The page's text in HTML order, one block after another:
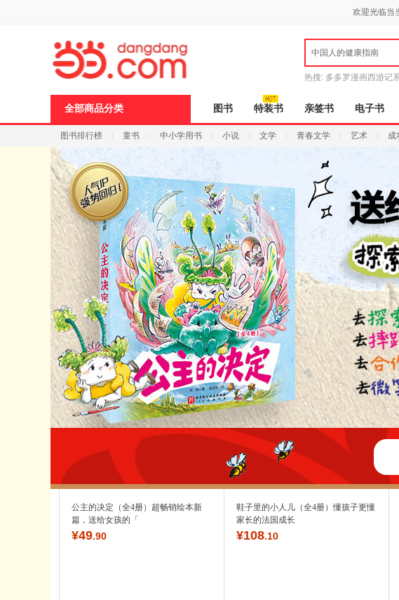
欢迎光临当
中国人的健康指南
热搜: 多多罗漫画西游记
全部商品分类 图书 特装书 亲签书 电子书
图书排行榜 童书 中小学用书 小说 文学 青春文学 艺术 成
公主的决定（全4册）超畅销绘本新
篇，送给女孩的「
¥49.90
鞋子里的小人儿（全4册）懂孩子更懂
家长的法国成长
¥108.10
页